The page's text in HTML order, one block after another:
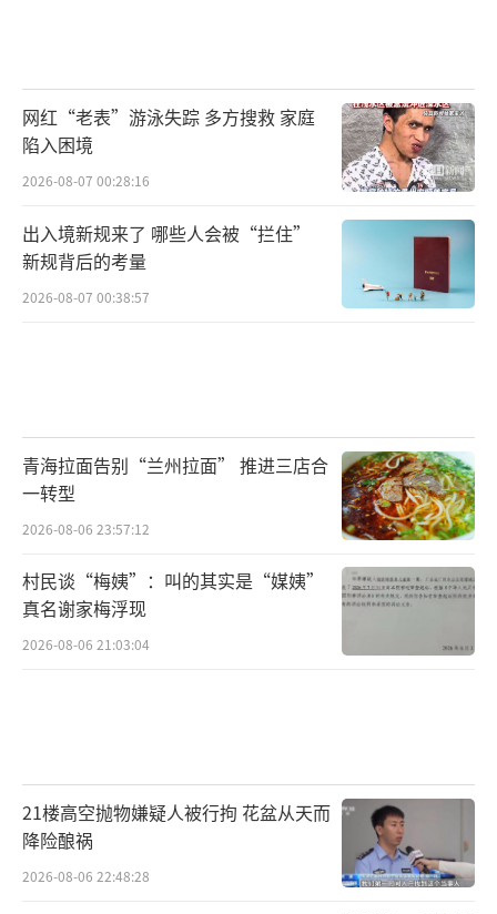
网红“老表”游泳失踪 多方搜救 家庭
陷入困境
2026-08-07 00:28:16
出入境新规来了 哪些人会被“拦住”
新规背后的考量
2026-08-07 00:38:57
青海拉面告别“兰州拉面” 推进三店合
一转型
2026-08-06 23:57:12
村民谈“梅姨”：叫的其实是“媒姨”
真名谢家梅浮现
2026-08-06 21:03:04
21楼高空抛物嫌疑人被行拘 花盆从天而
降险酿祸
2026-08-06 22:48:28